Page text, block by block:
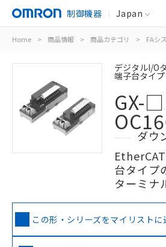
制御機器 Japan
Home > 商品情報 > 商品カテゴリ > FAシ
デジタルI/O
端子台タイプ
GX-
ダウ
台タイプ
ターミナ
この形・シリーズをマイリストに